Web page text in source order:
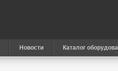
Новости Каталог